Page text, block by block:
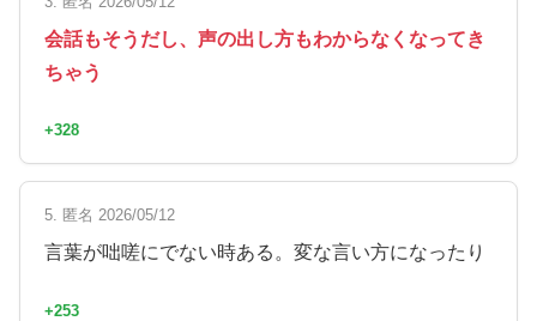
会話もそうだし、声の出し方もわからなくなってき
ちゃう
+328
5. 匿名 2026/05/12
言葉が咄嗟にでない時ある。変な言い方になったり
+253